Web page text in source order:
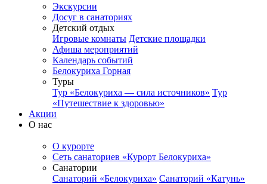
Экскурсии
Досуг в санаториях
Детский отдых
Игровые комнаты Детские площадки
Афиша мероприятий
Календарь событий
Белокуриха Горная
Туры
Тур «Белокуриха — сила источников» Тур
«Путешествие к здоровью»
Акции
О нас
О курорте
Сеть санаториев «Курорт Белокуриха»
Санатории
Санаторий «Белокуриха» Санаторий «Катунь»